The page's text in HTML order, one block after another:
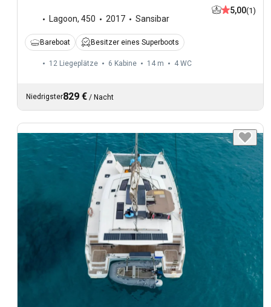
Lagoon, 450 2017 Sansibar
5,00(1)
Bareboat Besitzer eines Superboots
12 Liegeplätze 6 Kabine 14 m 4 WC
Niedrigster829 € / Nacht